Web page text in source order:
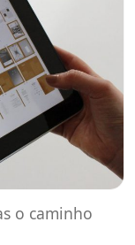
o caminho